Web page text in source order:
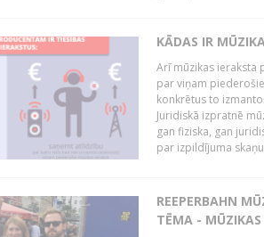
KĀDAS IR
Arī mūzikas ieraksta
par viņam
konkrētus to
Juridiskā izpratnē
gan fiziska, gan
par izpildījuma
REEPERBAHN
TĒMA -